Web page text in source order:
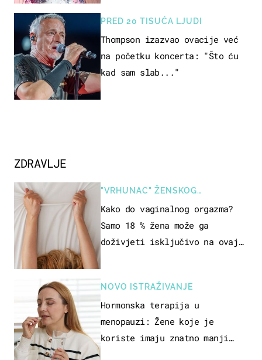
PRED 20 TISUĆA LJUDI
Thompson izazvao ovacije već
na početku koncerta: "Što ću
kad sam slab..."
ZDRAVLJE
"VRHUNAC" ŽENSKOG
SEKSUALNOG ISKUSTVA
Kako do vaginalnog orgazma?
Samo 18 % žena može ga
doživjeti isključivo na ovaj
NOVO ISTRAŽIVANJE
Hormonska terapija u
menopauzi: Žene koje je
koriste imaju znatno manji